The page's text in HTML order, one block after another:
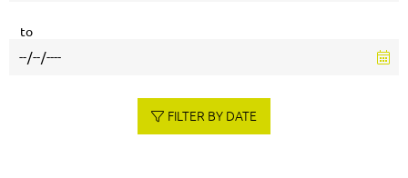
to
FILTER BY DATE